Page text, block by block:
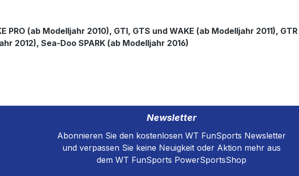
PRO (ab Modelljahr 2010), GTI, GTS und WAKE (ab Modelljahr 2011), GTR
2012), Sea-Doo SPARK (ab Modelljahr 2016)
Newsletter
Abonnieren Sie den kostenlosen WT FunSports Newsletter
und verpassen Sie keine Neuigkeit oder Aktion mehr aus
dem WT FunSports PowerSportsShop